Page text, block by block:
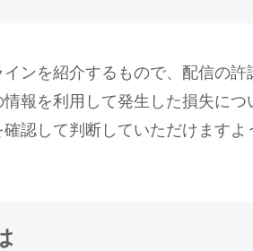
ンを紹介するもので、配信の許
報を利用して発生した損失につ
認して判断していただけますよ